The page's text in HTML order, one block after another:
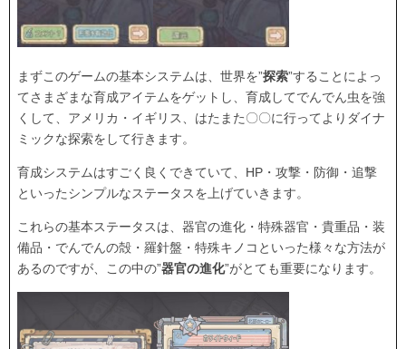
まずこのゲームの基本システムは、世界を”探索”することによっ
てさまざまな育成アイテムをゲットし、育成してでんでん虫を強
くして、アメリカ・イギリス、はたまた〇〇に行ってよりダイナ
ミックな探索をして行きます。
育成システムはすごく良くできていて、HP・攻撃・防御・追撃
といったシンプルなステータスを上げていきます。
これらの基本ステータスは、器官の進化・特殊器官・貴重品・装
備品・でんでんの殻・羅針盤・特殊キノコといった様々な方法が
あるのですが、この中の”器官の進化”がとても重要になります。